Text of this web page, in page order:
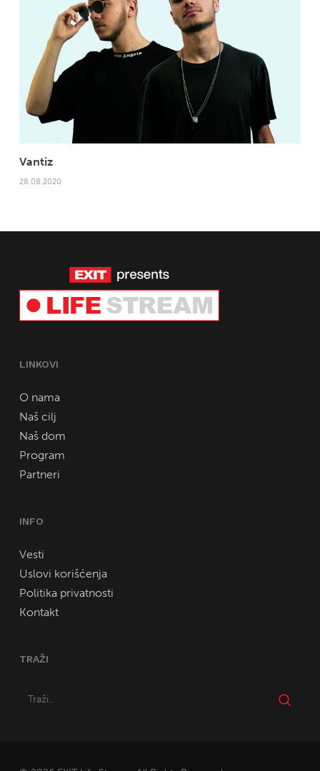
Vantiz
28.08.2020
LINKOVI
O nama
Naš cilj
Naš dom
Program
Partneri
INFO
Vesti
Uslovi korišćenja
Politika privatnosti
Kontakt
TRAŽI